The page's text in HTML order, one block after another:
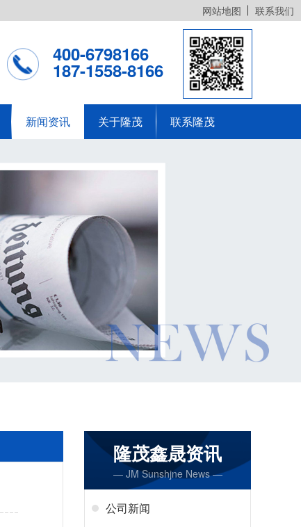
网站地图 联系我们
400-6798166
187-1558-8166
新闻资讯 关于隆茂 联系隆茂
隆茂鑫晟资讯
— JM Sunshjne News —
公司新闻